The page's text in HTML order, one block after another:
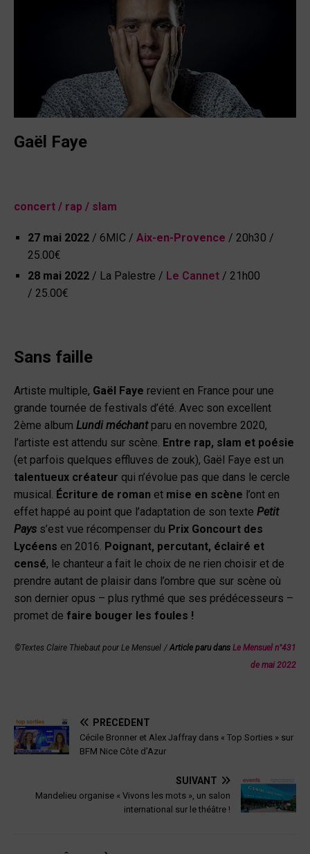
Gaël Faye
concert / rap / slam
27 mai 2022 / 6MIC / Aix-en-Provence / 20h30 /
25.00€
28 mai 2022 / La Palestre / Le Cannet / 21h00
/ 25.00€
Sans faille
Artiste multiple, Gaël Faye revient en France pour une
grande tournée de festivals d’été. Avec son excellent
2ème album Lundi méchantparu en novembre 2020,
l’artiste est attendu sur scène. Entre rap, slam et poésie
(et parfois quelques effluves de zouk), Gaël Faye est un
talentueux créateur qui n’évolue pas que dans le cercle
musical. Écriture de roman et mise en scène l’ont en
effet happé au point que l’adaptation de son texte Petit
Pays s’est vue récompenser du Prix Goncourt des
Lycéens en 2016. Poignant, percutant, éclairé et
censé, le chanteur a fait le choix de ne rien choisir et de
prendre autant de plaisir dans l’ombre que sur scène où
son dernier opus – plus rythmé que ses prédécesseurs –
promet de faire bouger les foules !
©Textes Claire Thiebaut pour Le Mensuel / Article paru dans Le Mensuel n°431
de mai 2022
PRÉCÉDENT
Cécile Bronner et Alex Jaffray dans « Top Sorties » sur
BFM Nice Côte d’Azur
SUIVANT
Mandelieu organise « Vivons les mots », un salon
international sur le théâtre !